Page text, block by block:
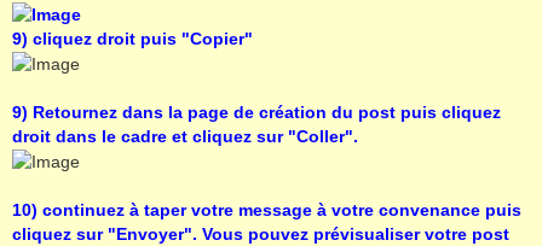
9) cliquez droit puis "Copier"
9) Retournez dans la page de création du post puis cliquez
droit dans le cadre et cliquez sur "Coller".
10) continuez à taper votre message à votre convenance puis
cliquez sur "Envoyer". Vous pouvez prévisualiser votre post